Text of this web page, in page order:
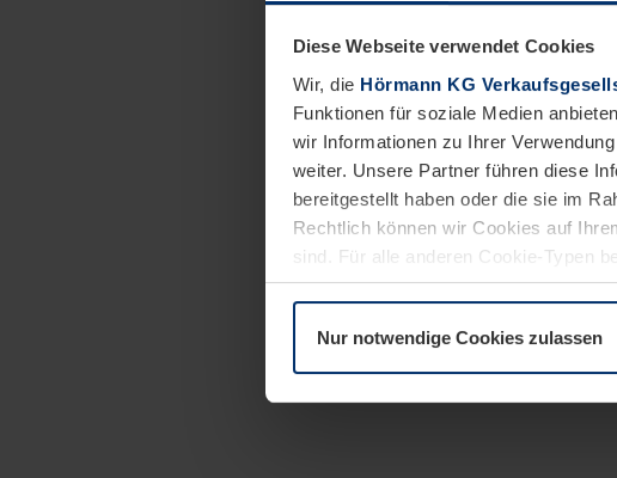
Diese Webseite verwendet Cookies
Wir, die Hörmann KG
Funktionen für soziale Medien
wir Informationen zu Ihrer
weiter. Unsere Partner führen diese
bereitgestellt haben oder die sie im
Rechtlich können wir Cookies auf
sind. Für alle anderen Cookie-Typen
Erläuterung auf der Seite
Nur notwendige Cookies zulassen